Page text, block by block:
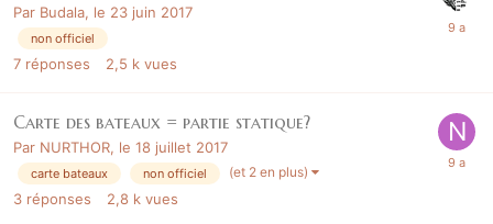
Par Budala, le 23 juin 2017
non officiel
7 réponses 2,5 k vues
Carte des bateaux = partie statique?
Par NURTHOR, le 18 juillet 2017
carte bateaux non officiel (et 2 en plus)
3 réponses 2,8 k vues